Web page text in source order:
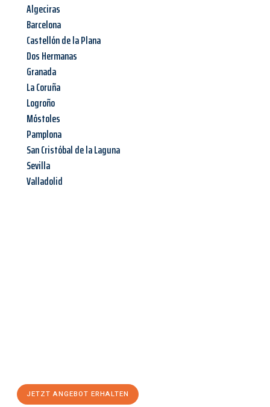
Algeciras
Barcelona
Castellón de la Plana
Dos Hermanas
Granada
La Coruña
Logroño
Móstoles
Pamplona
San Cristóbal de la Laguna
Sevilla
Valladolid
JETZT ANGEBOT ERHALTEN